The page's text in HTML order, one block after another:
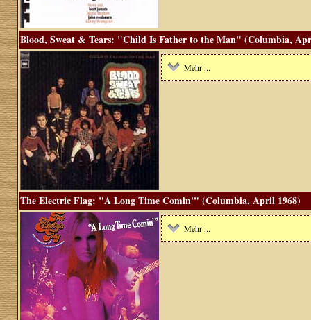
Blood, Sweat & Tears: "Child Is Father to the Man" (Columbia,
Mehr ...
The Electric Flag: "A Long Time Comin'" (Columbia, April 1968)
Mehr ...